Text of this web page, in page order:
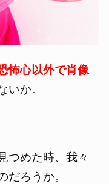
怖心以外で肖像
いか。
つめた時、我々
だろうか。